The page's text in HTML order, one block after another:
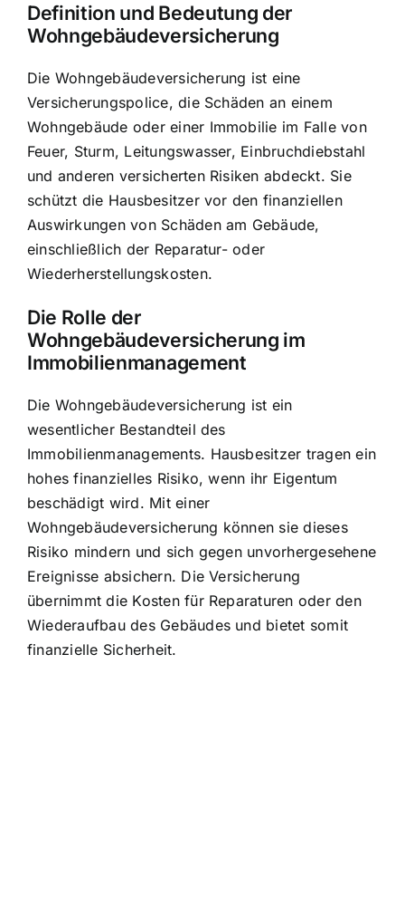
Definition und Bedeutung der
Wohngebäudeversicherung
Die Wohngebäudeversicherung ist eine
Versicherungspolice, die Schäden an einem
Wohngebäude oder einer Immobilie im Falle von
Feuer, Sturm, Leitungswasser, Einbruchdiebstahl
und anderen versicherten Risiken abdeckt. Sie
schützt die Hausbesitzer vor den finanziellen
Auswirkungen von Schäden am Gebäude,
einschließlich der Reparatur- oder
Wiederherstellungskosten.
Die Rolle der
Wohngebäudeversicherung im
Immobilienmanagement
Die Wohngebäudeversicherung ist ein
wesentlicher Bestandteil des
Immobilienmanagements. Hausbesitzer tragen ein
hohes finanzielles Risiko, wenn ihr Eigentum
beschädigt wird. Mit einer
Wohngebäudeversicherung können sie dieses
Risiko mindern und sich gegen unvorhergesehene
Ereignisse absichern. Die Versicherung
übernimmt die Kosten für Reparaturen oder den
Wiederaufbau des Gebäudes und bietet somit
finanzielle Sicherheit.